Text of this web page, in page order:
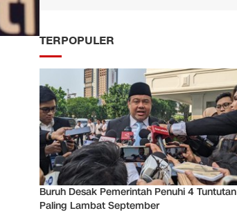
TERPOPULER
Buruh Desak Pemerintah Penuhi 4 Tuntutan
Paling Lambat September